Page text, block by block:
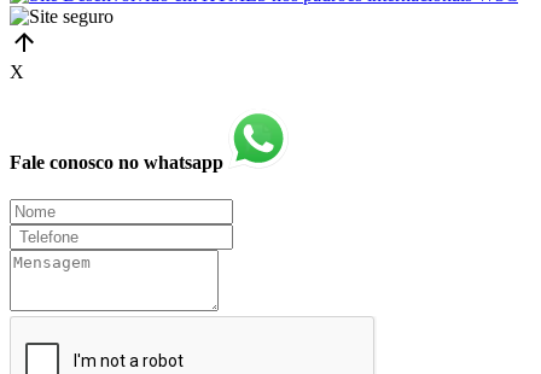
X
Fale conosco no whatsapp